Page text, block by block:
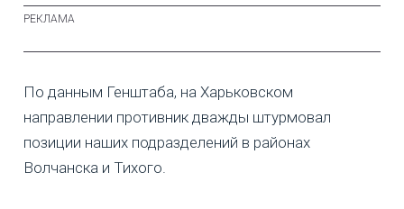
По данным Генштаба, на Харьковском
направлении противник дважды штурмовал
позиции наших подразделений в районах
Волчанска и Тихого.